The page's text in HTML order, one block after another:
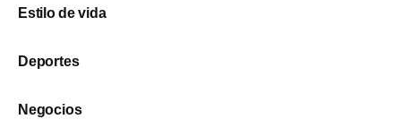
Estilo de vida
Deportes
Negocios